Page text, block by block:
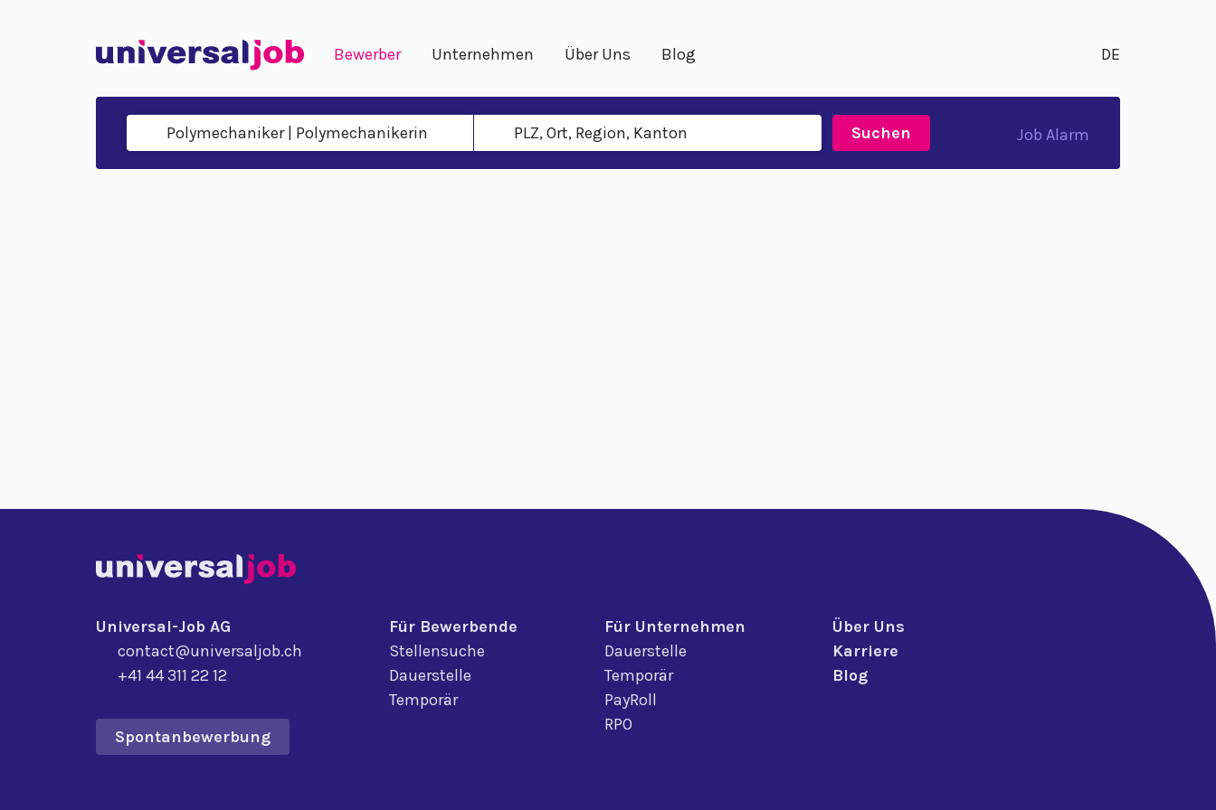
Bewerber Unternehmen Über Uns Blog DE
Suchen Job Alarm
Universal-Job AG
contact@universaljob.ch
+41 44 311 22 12
Spontanbewerbung
Für Bewerbende
Stellensuche
Dauerstelle
Temporär
Für Unternehmen
Dauerstelle
Temporär
PayRoll
RPO
Über Uns
Karriere
Blog